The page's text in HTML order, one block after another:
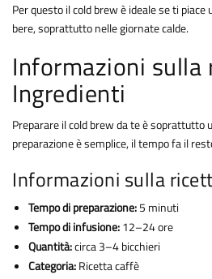
Per questo il cold brew è ideale se ti
bere, soprattutto nelle giornate calde.
Informazioni
Ingredienti
Preparare il cold brew da te è soprattutto
preparazione è semplice, il tempo fa il
Informazioni sulla
Tempo di preparazione:5 minuti
Tempo di infusione:12–24 ore
Quantità:circa 3–4 bicchieri
Categoria:Ricetta caffè